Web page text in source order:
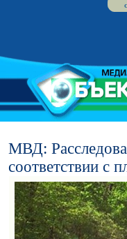
МВД:
соответствии с